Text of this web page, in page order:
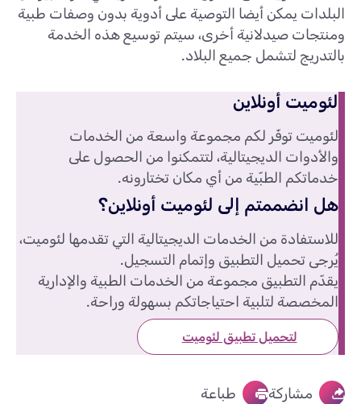
البلدات يمكن أيضا التوصية على أدوية بدون وصفات طبية
ومنتجات صيدلانية أخرى، سيتم توسيع هذه الخدمة
بالتدريج لتشمل جميع البلاد.
لئوميت أونلاين
لئوميت توفّر لكم مجموعة واسعة من الخدمات
والأدوات الديجيتالية، لتتمكنوا من الحصول على
خدماتكم الطبّية من أي مكان تختارونه.
هل انضممتم إلى لئوميت أونلاين؟
للاستفادة من الخدمات الديجيتالية التي تقدمها لئوميت،
يُرجى تحميل التطبيق وإتمام التسجيل.
يقدّم التطبيق مجموعة من الخدمات الطبية والإدارية
المخصصة لتلبية احتياجاتكم بسهولة وراحة.
لتحميل تطبيق لئوميت
مشاركة طباعة